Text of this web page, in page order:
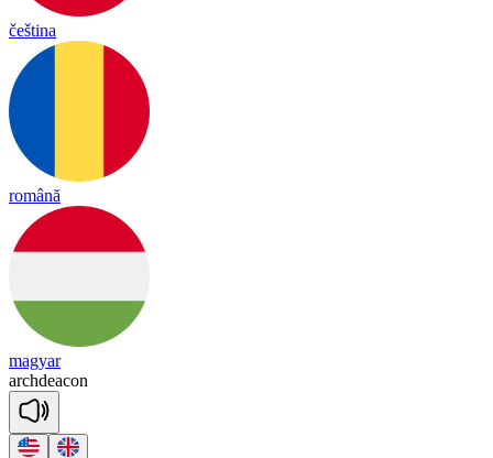
čeština
română
magyar
archdeacon